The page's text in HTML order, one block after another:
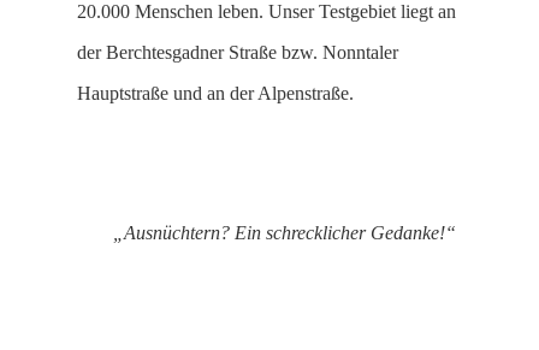
20.000 Menschen leben. Unser Testgebiet liegt an
der Berchtesgadner Straße bzw. Nonntaler
Hauptstraße und an der Alpenstraße.
„Ausnüchtern? Ein schrecklicher Gedanke!“